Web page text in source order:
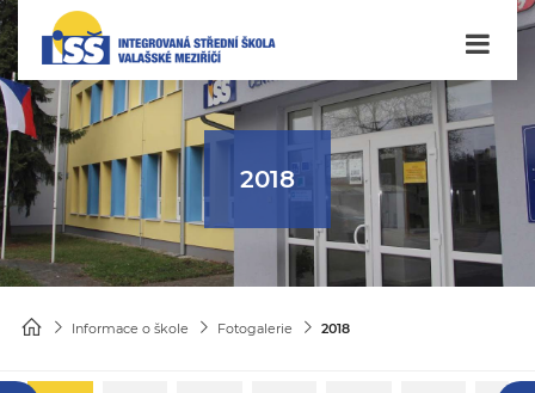
2018
Informace o škole Fotogalerie 2018